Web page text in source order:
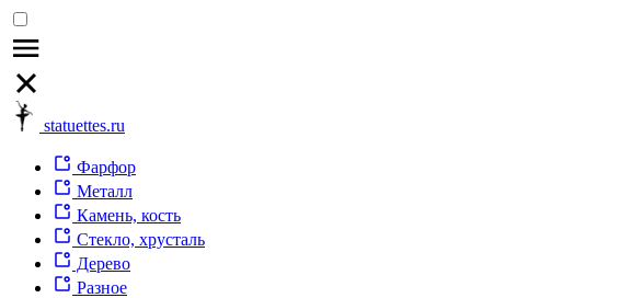
statuettes.ru
Фарфор
Металл
Камень, кость
Стекло, хрусталь
Дерево
Разное